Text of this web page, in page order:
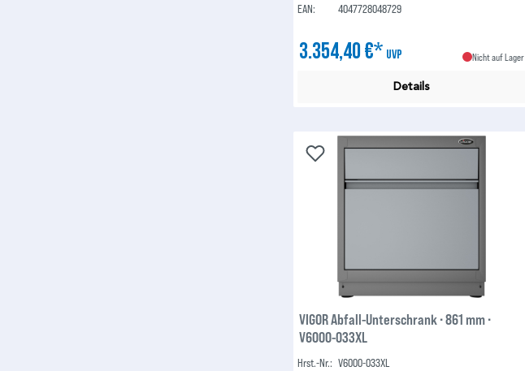
EAN:
4047728048729
3.354,40 €* UVP Nicht auf Lager
Details
VIGOR Abfall-Unterschrank ∙ 861 mm ∙
V6000-033XL
Hrst.-Nr.: V6000-033XL